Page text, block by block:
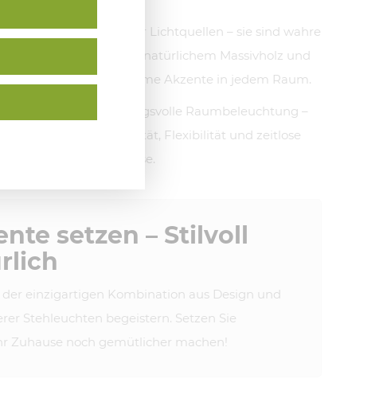
7sind mehr als nur Lichtquellen – sie sind wahre
die Kombination aus natürlichem Massivholz und
setzen sie warme Akzente in jedem Raum.
oder stimmungsvolle Raumbeleuchtung –
durch Qualität, Flexibilität und zeitlose
für ein stilvolles Zuhause.
setzen – Stilvoll
der einzigartigen Kombination aus Design und
Stehleuchten begeistern. Setzen Sie
Zuhause noch gemütlicher machen!